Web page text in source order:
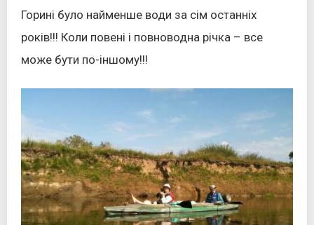
Горині було найменше води за сім останніх
років!!! Коли повені і повноводна річка – все
може бути по-іншому!!!